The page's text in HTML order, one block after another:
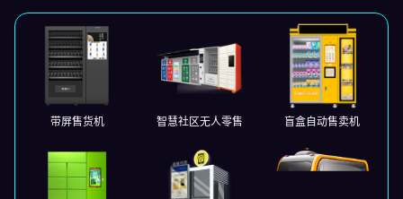
带屏售货机 智慧社区无人零售 盲盒自动售卖机